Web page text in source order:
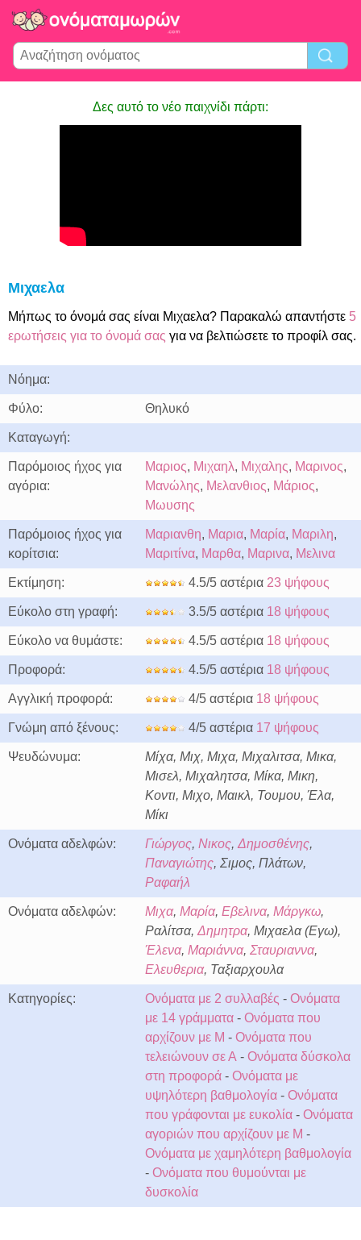
Δες αυτό το νέο παιχνίδι πάρτι:
Μιχαελα
Μήπως το όνομά σας είναι Μιχαελα? Παρακαλώ απαντήστε 5
ερωτήσεις για το όνομά σας για να βελτιώσετε το προφίλ σας.
Νόημα:
Φύλο: Θηλυκό
Καταγωγή:
Παρόμοιος ήχος για
αγόρια:
Μαριος, Μιχαηλ, Μιχαλης, Μαρινος,
Μανώλης, Μελανθιος, Μάριος,
Μωυσης
Παρόμοιος ήχος για
κορίτσια:
Μαριανθη, Μαρια, Μαρία, Μαριλη,
Μαριτίνα, Μαρθα, Μαρινα, Μελινα
Εκτίμηση: 4.5/5 αστέρια 23 ψήφους
Εύκολο στη γραφή: 3.5/5 αστέρια 18 ψήφους
Εύκολο να θυμάστε: 4.5/5 αστέρια 18 ψήφους
Προφορά: 4.5/5 αστέρια 18 ψήφους
Αγγλική προφορά: 4/5 αστέρια 18 ψήφους
Γνώμη από ξένους: 4/5 αστέρια 17 ψήφους
Ψευδώνυμα:
Μίχα, Μιχ, Μιχα, Μιχαλιτσα, Μικα,
Μισελ, Μιχαλητσα, Μίκα, Μικη,
Κοντι, Μιχο, Μαικλ, Τουμου, Έλα,
Μίκι
Ονόματα αδελφών: Γιώργος, Νικος, Δημοσθένης,
Παναγιώτης, Σιμος, Πλάτων,
Ραφαήλ
Ονόματα αδελφών: Μιχα, Μαρία, Εβελινα, Μάργκω,
Ραλίτσα, Δημητρα, Μιχαελα (Εγω),
Έλενα, Μαριάννα, Σταυριαννα,
Ελευθερια, Ταξιαρχουλα
Κατηγορίες: Ονόματα με 2 συλλαβές - Ονόματα
με 14 γράμματα - Ονόματα που
αρχίζουν με Μ - Ονόματα που
τελειώνουν σε Α - Ονόματα δύσκολα
στη προφορά - Ονόματα με
υψηλότερη βαθμολογία - Ονόματα
που γράφονται με ευκολία - Ονόματα
αγοριών που αρχίζουν με Μ -
Ονόματα με χαμηλότερη βαθμολογία
- Ονόματα που θυμούνται με
δυσκολία